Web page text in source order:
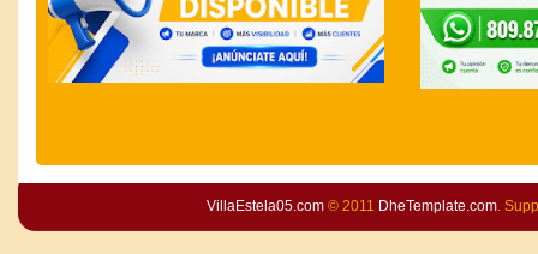
VillaEstela05.com© 2011 DheTemplate.com.